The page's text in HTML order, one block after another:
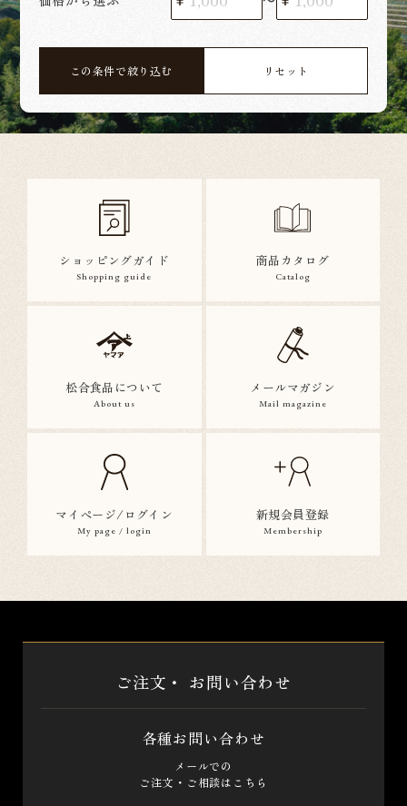
この条件で絞り込む リセット
ショッピングガイド
Shopping guide
商品カタログ
Catalog
松合食品について
About us
メールマガジン
Mail magazine
マイページ/ログイン
My page / login
新規会員登録
Membership
ご注文・ お問い合わせ
各種お問い合わせ
メールでの
ご注文・ご相談はこちら